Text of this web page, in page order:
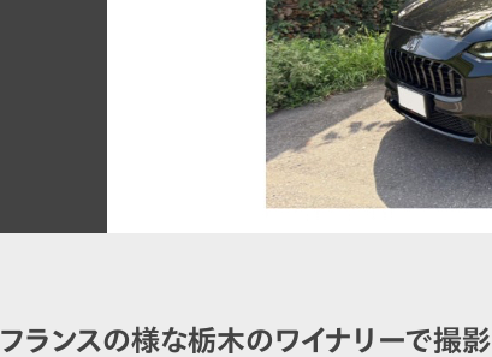
フランスの様な栃木のワイナリーで撮影